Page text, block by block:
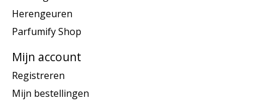
Herengeuren
Parfumify Shop
Mijn account
Registreren
Mijn bestellingen